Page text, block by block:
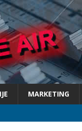
MARKETING